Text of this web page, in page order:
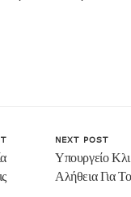
NEXT POST
Υπουργείο
Αλήθεια Για